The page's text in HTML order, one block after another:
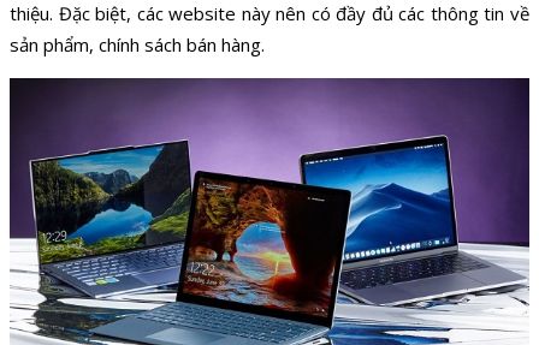
thiệu. Đặc biệt, các website này nên có đầy đủ các thông tin về
sản phẩm, chính sách bán hàng.